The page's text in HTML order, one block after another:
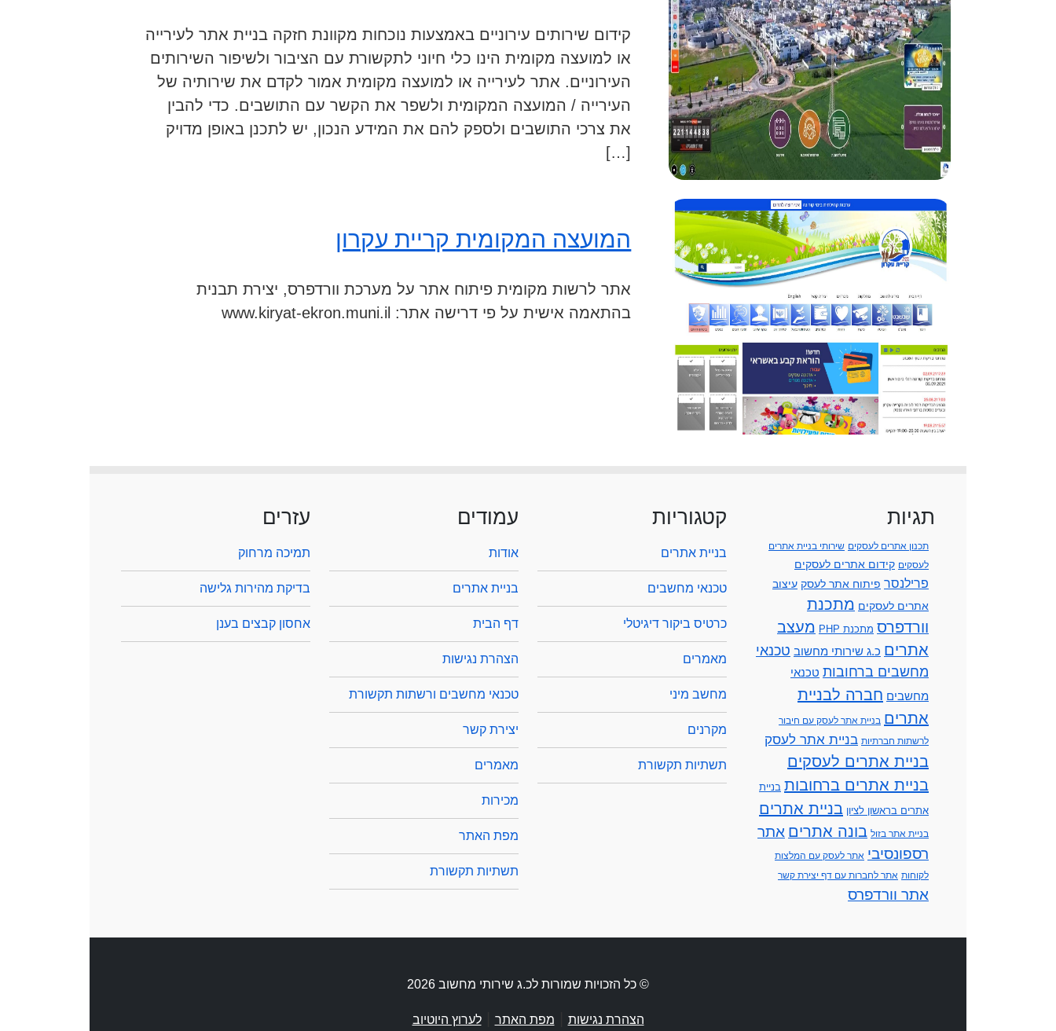
קידום שירותים עירוניים באמצעות נוכחות מקוונת חזקה בניית אתר לעירייה
או למועצה מקומית הינו כלי חיוני לתקשורת עם הציבור ולשיפור השירותים
העירוניים. אתר לעירייה או למועצה מקומית אמור לקדם את שירותיה של
העירייה / המועצה המקומית ולשפר את הקשר עם התושבים. כדי להבין
את צרכי התושבים ולספק להם את המידע הנכון, יש לתכנן באופן מדויק
[…]
המועצה המקומית קריית עקרון
אתר לרשות מקומית פיתוח אתר על מערכת וורדפרס, יצירת תבנית
בהתאמה אישית על פי דרישה אתר: www.kiryat-ekron.muni.il
תגיות
תכנון אתרים לעסקים שירותי בניית אתרים
לעסקים קידום אתרים לעסקים
פרילנסר פיתוח אתר לעסק עיצוב
אתרים לעסקים מתכנת
וורדפרס מתכנת PHP
מעצב
אתרים כ.ג שירותי מחשוב טכנאי
מחשבים ברחובות טכנאי
מחשבים חברה לבניית
אתרים בניית אתר לעסק עם חיבור
לרשתות חברתיות בניית אתר לעסק
בניית אתרים לעסקים
בניית אתרים ברחובות בניית
אתרים בראשון לציון בניית אתרים
בניית אתר בזול בונה אתרים אתר
רספונסיבי אתר לעסק עם המלצות
לקוחות אתר לחברות עם דף יצירת קשר
אתר וורדפרס
קטגוריות
בניית אתרים
טכנאי מחשבים
כרטיס ביקור דיגיטלי
מאמרים
מחשב מיני
מקרנים
תשתיות תקשורת
עמודים
אודות
בניית אתרים
דף הבית
הצהרת נגישות
טכנאי מחשבים ורשתות תקשורת
יצירת קשר
מאמרים
מכירות
מפת האתר
תשתיות תקשורת
עזרים
תמיכה מרחוק
בדיקת מהירות גלישה
אחסון קבצים בענן
© כל הזכויות שמורות לכ.ג שירותי מחשוב 2026
הצהרת נגישות מפת האתר |לערוץ היוטיוב